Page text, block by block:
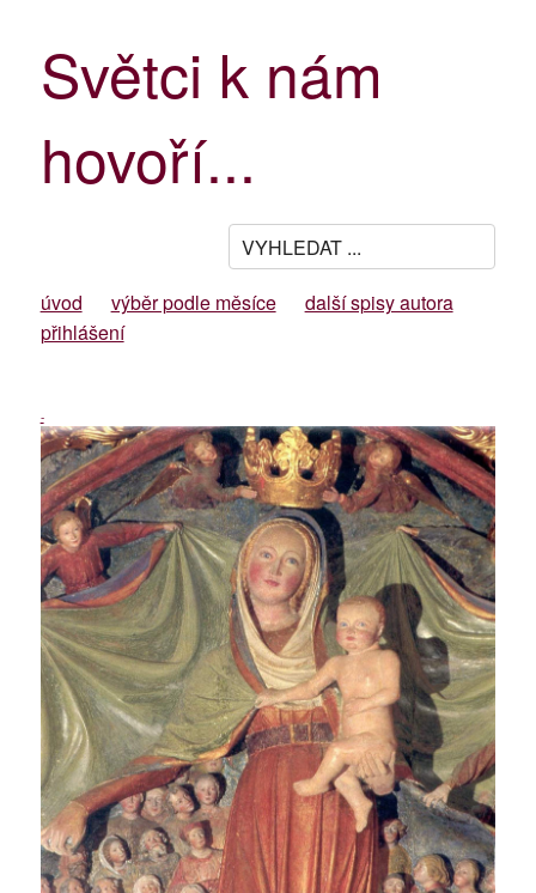
Světci k nám
hovoří...
úvod výběr podle měsíce
další spisy autora
přihlášení
-